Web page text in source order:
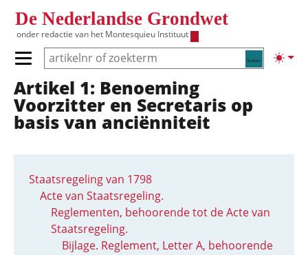
De Nederlandse Grondwet
onder redactie van het Montesquieu Instituut
Zoeken
Primair menu tonen/verbergen
Hoofdnavigatie
Artikel 1: Benoeming
Voorzitter en Secretaris op
basis van anciënniteit
Staatsregeling van 1798
Acte van Staatsregeling.
Reglementen, behoorende tot de Acte van
Staatsregeling.
Bijlage. Reglement, Letter A, behoorende